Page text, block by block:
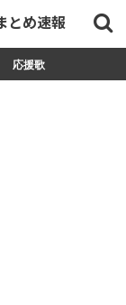
とめ速報
応援歌